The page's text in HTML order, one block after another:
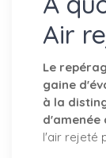
Air
Le
gaine
à la
d'amenée
l'air rejeté